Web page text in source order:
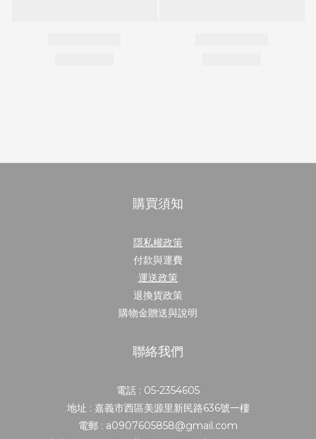
購買須知
隱私權政策
付款與運費
運送政策
退換貨政策
購物金贈送與說明
聯絡我們
電話 : 05-2354605
地址 : 嘉義市西區美源里新民路636號一樓
電郵 : a0907605858@gmail.com